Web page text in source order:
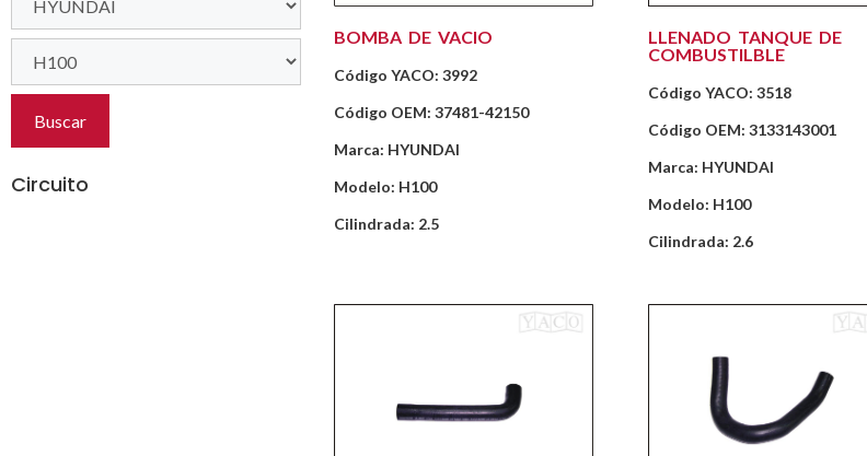
Buscar
Circuito
BOMBA DE VACIO
Código YACO: 3992
Código OEM: 37481-42150
Marca: HYUNDAI
Modelo: H100
Cilindrada: 2.5
LLENADO TANQUE DE
COMBUSTILBLE
Código YACO: 3518
Código OEM: 3133143001
Marca: HYUNDAI
Modelo: H100
Cilindrada: 2.6